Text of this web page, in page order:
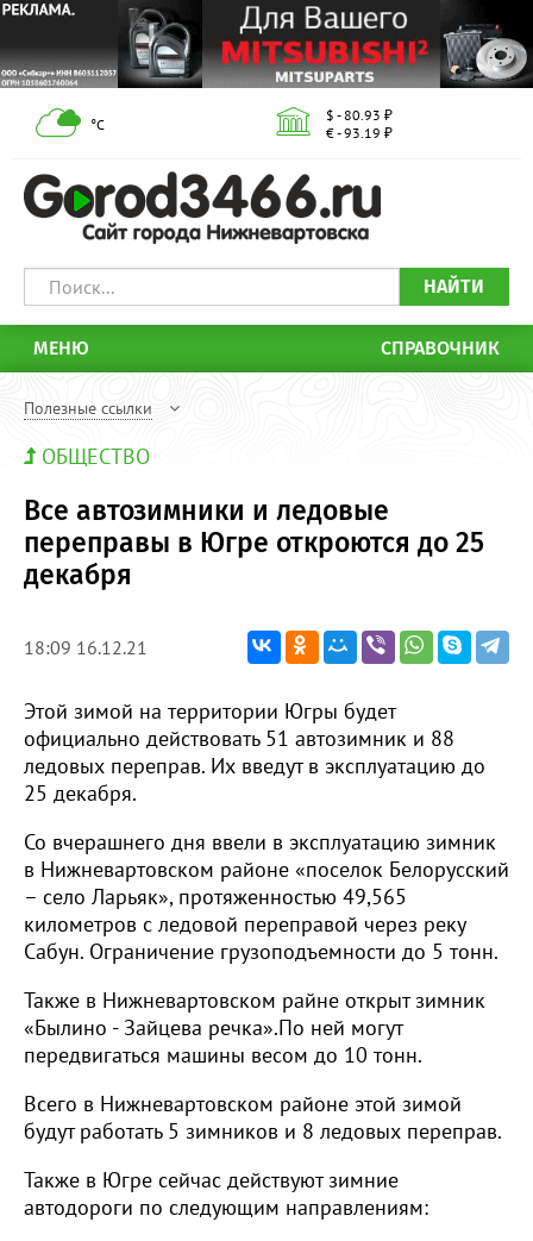
°С
$ - 80.93 ₽
€ - 93.19 ₽
НАЙТИ
МЕНЮ СПРАВОЧНИК
Полезные ссылки
ОБЩЕСТВО
Все автозимники и ледовые
переправы в Югре откроются до 25
декабря
18:09 16.12.21
Этой зимой на территории Югры будет
официально действовать 51 автозимник и 88
ледовых переправ. Их введут в эксплуатацию до
25 декабря.
Со вчерашнего дня ввели в эксплуатацию зимник
в Нижневартовском районе «поселок Белорусский
– село Ларьяк», протяженностью 49,565
километров с ледовой переправой через реку
Сабун. Ограничение грузоподъемности до 5 тонн.
Также в Нижневартовском райне открыт зимник
«Былино - Зайцева речка».По ней могут
передвигаться машины весом до 10 тонн.
Всего в Нижневартовском районе этой зимой
будут работать 5 зимников и 8 ледовых переправ.
Также в Югре сейчас действуют зимние
автодороги по следующим направлениям: